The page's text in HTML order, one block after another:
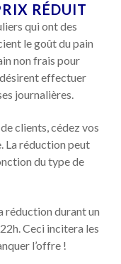
RÉDUIT
qui ont des
le goût du pain
non frais pour
effectuer
journalières.
clients, cédez vos
La réduction peut
du type de
réduction durant un
Ceci incitera les
l’offre !